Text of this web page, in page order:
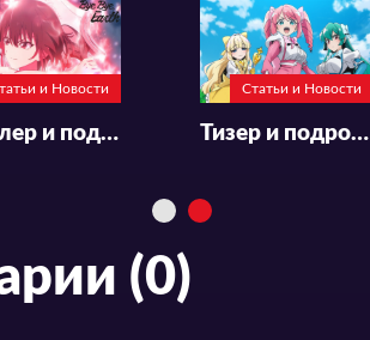
и Новости
Трейлер и подробности к аниме «Bye Bye, Earth»
Статьи и Новости
Тизер и подробности к аниме «Mahou Shoujo ni Akogarete»
(0)